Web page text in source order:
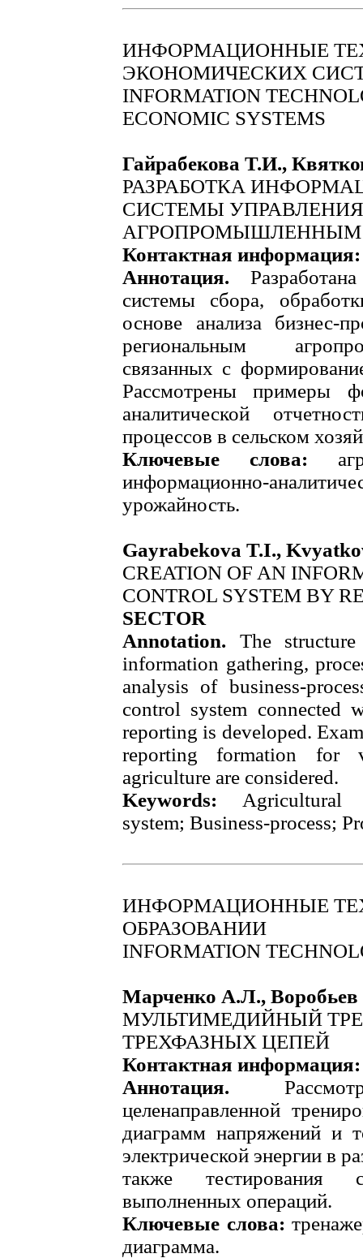
ИНФОРМАЦИОННЫЕ
ЭКОНОМИЧЕСКИХ
INFORMATION
ECONOMIC SYSTEMS
Гайрабекова Т.И.,
РАЗРАБОТКА
СИСТЕМЫ
Контактная
Аннотация.
системы сбора,
основе анализа бизнес-
региональным
связанных с
Рассмотрены примеры
аналитической
процессов в сельском
Ключевые слова:
информационно-
урожайность.
Gayrabekova T.I.,
CREATION OF AN
CONTROL SYSTEM BY
SECTOR
Annotation. The
information gathering,
analysis of business-
control system connected
reporting is developed.
reporting formation for
agriculture are considered.
Keywords: Agricultural
system; Business-process;
ИНФОРМАЦИОННЫЕ
ОБРАЗОВАНИИ
INFORMATION
Марченко А.Л.,
МУЛЬТИМЕДИЙНЫЙ
ТРЕХФАЗНЫХ ЦЕПЕЙ
Контактная
Аннотация.
целенаправленной
диаграмм напряжений и
электрической энергии в
также тестирования
выполненных операций.
Ключевые слова:
диаграмма.